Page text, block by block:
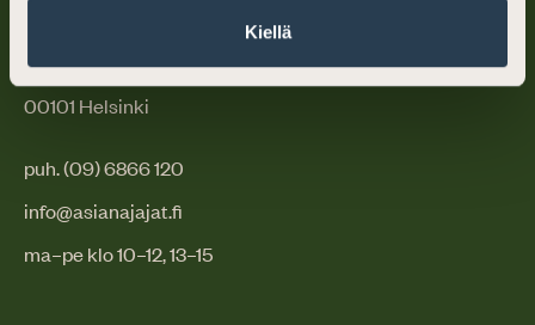
Kiellä
PL 194 (Mikonkatu 25)
00101 Helsinki
puh. (09) 6866 120
info@asianajajat.fi
ma–pe klo 10–12, 13–15